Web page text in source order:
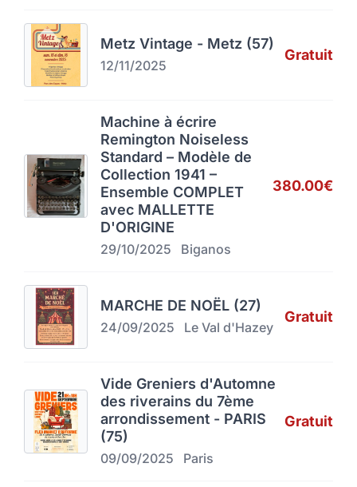
Metz Vintage - Metz (57)
12/11/2025
Gratuit
Machine à écrire
Remington Noiseless
Standard – Modèle de
Collection 1941 –
Ensemble COMPLET
avec MALLETTE
D'ORIGINE
29/10/2025 Biganos
380.00€
MARCHE DE NOËL (27)
24/09/2025 Le Val d'Hazey
Gratuit
Vide Greniers d'Automne
des riverains du 7ème
arrondissement - PARIS
(75)
09/09/2025 Paris
Gratuit